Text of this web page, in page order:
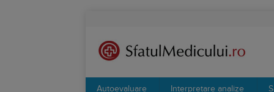
Autoevaluare Interpretare analize